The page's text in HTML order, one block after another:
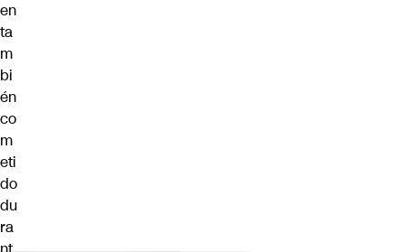
en
ta
m
bi
én
co
m
eti
do
du
ra